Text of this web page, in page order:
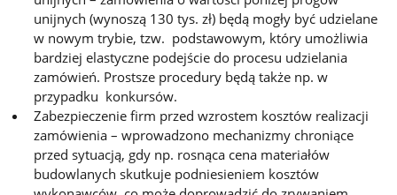
unijnych (wynoszą 130 tys. zł) będą mogły być udzielane
w nowym trybie, tzw. podstawowym, który umożliwia
bardziej elastyczne podejście do procesu udzielania
zamówień. Prostsze procedury będą także np. w
przypadku konkursów.
Zabezpieczenie firm przed wzrostem kosztów realizacji
zamówienia – wprowadzono mechanizmy chroniące
przed sytuacją, gdy np. rosnąca cena materiałów
budowlanych skutkuje podniesieniem kosztów